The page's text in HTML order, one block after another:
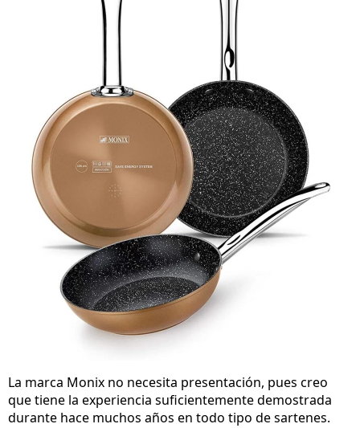
La marca Monix no necesita presentación, pues creo
que tiene la experiencia suficientemente demostrada
durante hace muchos años en todo tipo de sartenes.